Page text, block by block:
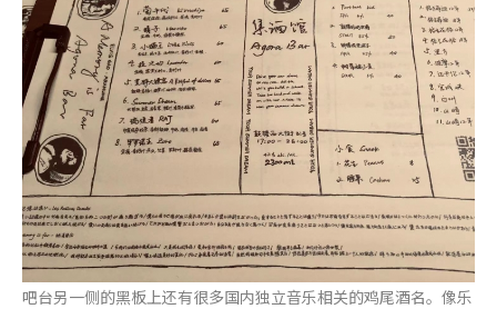
吧台另一侧的黑板上还有很多国内独立音乐相关的鸡尾酒名。像乐